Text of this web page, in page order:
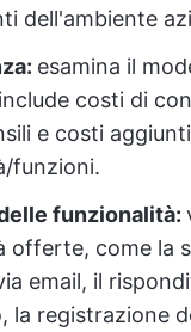
dell'ambiente
esamina il
costi di
e costi
funzioni.
funzionalità:
offerte, come la
email, il
la registrazione